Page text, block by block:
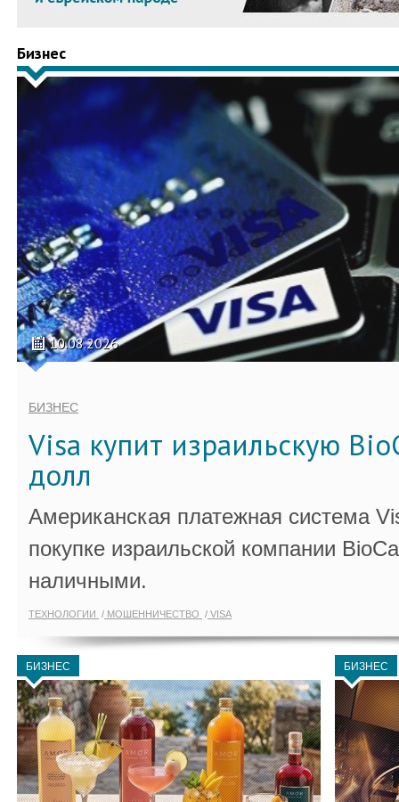
Бизнес
10.08.2026
БИЗНЕС
Visa купит израильскую
долл
Американская платежная система
покупке израильской компании
наличными.
ТЕХНОЛОГИИ МОШЕННИЧЕСТВО VISA
БИЗНЕС БИЗНЕС